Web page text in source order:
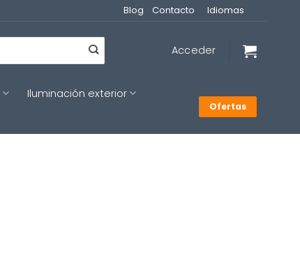
Blog Contacto Idiomas
Acceder
Iluminación exterior
Ofertas